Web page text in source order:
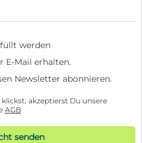
werden
E-Mail erhalten.
Newsletter abonnieren.
akzeptierst Du unsere
AGB
senden